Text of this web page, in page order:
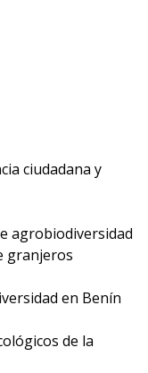
ciudadana y
agrobiodiversidad
granjeros
en Benín
de la